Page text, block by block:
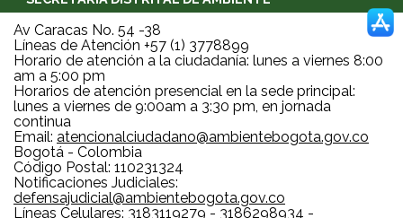
Av Caracas No. 54 -38
Líneas de Atención +57 (1) 3778899
Horario de atención a la ciudadanía: lunes a viernes 8:00
am a 5:00 pm
Horarios de atención presencial en la sede principal:
lunes a viernes de 9:00am a 3:30 pm, en jornada
continua
Email: atencionalciudadano@ambientebogota.gov.co
Bogotá - Colombia
Código Postal: 110231324
Notificaciones Judiciales:
defensajudicial@ambientebogota.gov.co
Líneas Celulares: 3183119279 - 3186298934 -